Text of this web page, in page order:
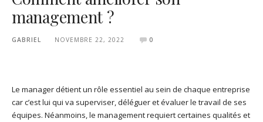
management ?
GABRIEL NOVEMBRE 22, 2022 0
Le manager détient un rôle essentiel au sein de chaque entreprise
car c’est lui qui va superviser, déléguer et évaluer le travail de ses
équipes. Néanmoins, le management requiert certaines qualités et